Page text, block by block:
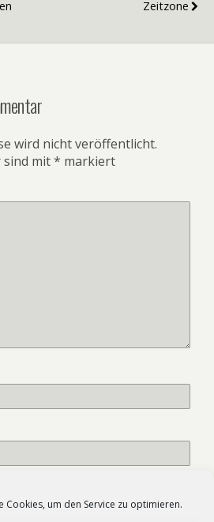
Cookies, um den Service zu optimieren.
Zeitzone
wird nicht veröffentlicht.
sind mit* markiert